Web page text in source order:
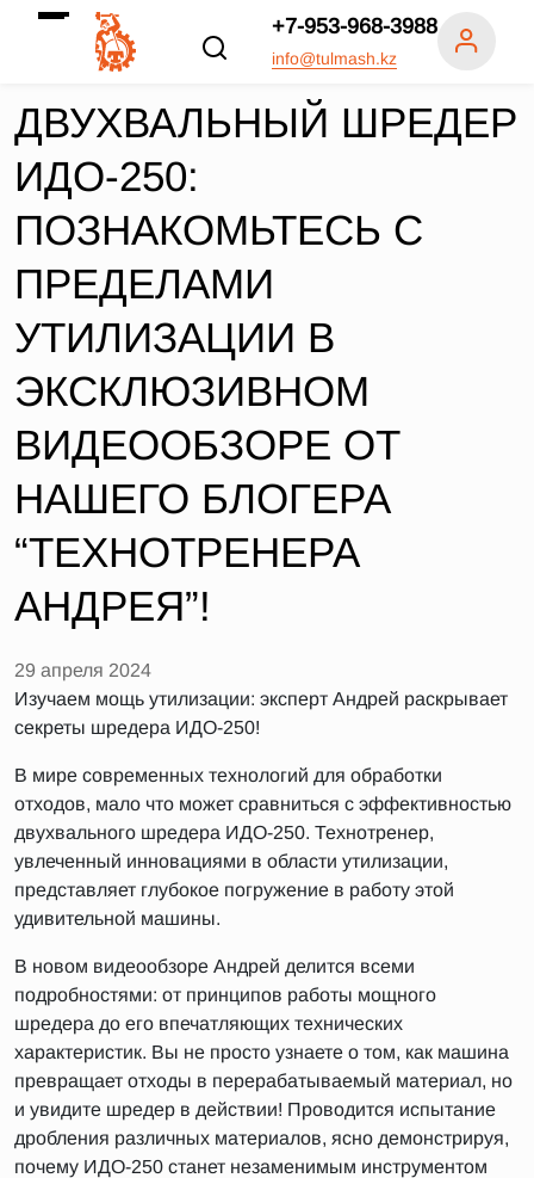
+7-953-968-3988
info@tulmash.kz
ДВУХВАЛЬНЫЙ ШРЕДЕР
ИДО-250:
ПОЗНАКОМЬТЕСЬ С
ПРЕДЕЛАМИ
УТИЛИЗАЦИИ В
ЭКСКЛЮЗИВНОМ
ВИДЕООБЗОРЕ ОТ
НАШЕГО БЛОГЕРА
“ТЕХНОТРЕНЕРА
АНДРЕЯ”!
29 апреля 2024
Изучаем мощь утилизации: эксперт Андрей раскрывает
секреты шредера ИДО-250!
В мире современных технологий для обработки
отходов, мало что может сравниться с эффективностью
двухвального шредера ИДО-250. Технотренер,
увлеченный инновациями в области утилизации,
представляет глубокое погружение в работу этой
удивительной машины.
В новом видеообзоре Андрей делится всеми
подробностями: от принципов работы мощного
шредера до его впечатляющих технических
характеристик. Вы не просто узнаете о том, как машина
превращает отходы в перерабатываемый материал, но
и увидите шредер в действии! Проводится испытание
дробления различных материалов, ясно демонстрируя,
почему ИДО-250 станет незаменимым инструментом